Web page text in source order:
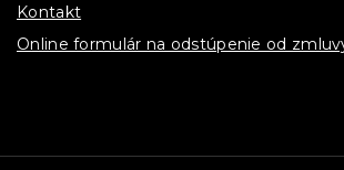
Kontakt
Online formulár na odstúpenie od